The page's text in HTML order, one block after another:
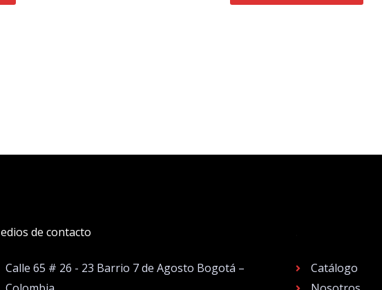
de contacto
Calle 65 # 26 - 23 Barrio 7 de Agosto Bogotá –
Catálogo